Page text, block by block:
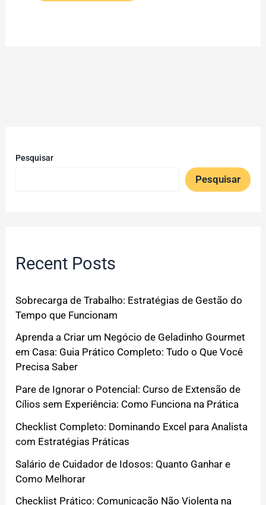
Pesquisar
Pesquisar
Recent Posts
Sobrecarga de Trabalho: Estratégias de Gestão do
Tempo que Funcionam
Aprenda a Criar um Negócio de Geladinho Gourmet
em Casa: Guia Prático Completo: Tudo o Que Você
Precisa Saber
Pare de Ignorar o Potencial: Curso de Extensão de
Cílios sem Experiência: Como Funciona na Prática
Checklist Completo: Dominando Excel para Analista
com Estratégias Práticas
Salário de Cuidador de Idosos: Quanto Ganhar e
Como Melhorar
Checklist Prático: Comunicação Não Violenta na